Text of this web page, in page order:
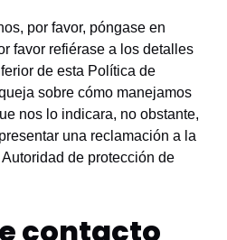
por favor, póngase en
favor refiérase a los detalles
de esta Política de
sobre cómo manejamos
nos lo indicara, no obstante,
una reclamación a la
de protección de
contacto